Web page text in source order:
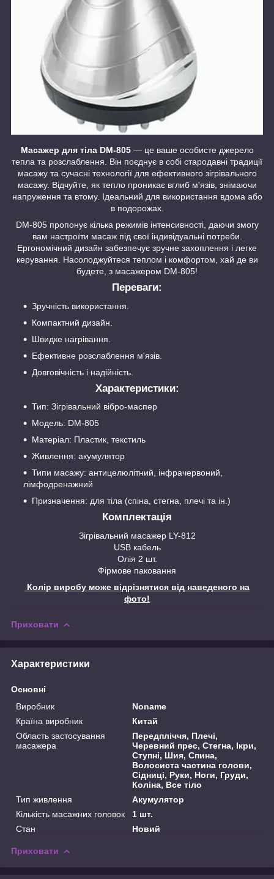
Масажер для тіла DM-805 — це ваше особисте джерело
тепла та розслаблення. Він поєднує в собі стародавні традиції
масажу та сучасні технології для ефективного зігрівального
масажу. Відчуйте, як тепло проникає вглиб м'язів, знімаючи
напруження та втому. Ідеальний для використання вдома або
в подорожах.
DM-805 пропонує кілька режимів інтенсивності, даючи змогу
вам настроїти масаж під свої індивідуальні потреби.
Ергономічний дизайн забезпечує зручне захоплення і легке
керування. Насолоджуйтеся теплом і комфортом, хай де ви
будете, з масажером DM-805!
Переваги:
Зручність використання.
Компактний дизайн.
Швидке нагрівання.
Ефективне розслаблення м'язів.
Довговічність і надійність.
Характеристики:
Тип: Зігрівальний вібро-маспер
Модель: DM-805
Матеріал: Пластик, текстиль
Живлення: акумулятор
Типи масажу: антицелюлітний, інфрачервоний,
лімфодренажний
Призначення: для тіла (спіна, стегна, плечі та ін.)
Комплектація
Зігрівальний масажер LY-812
USB кабель
Олія 2 шт.
Фірмове паковання
Колір виробу може відрізнятися від наведеного на
фото!
Приховати
Характеристики
Основні
Виробник
Noname
Країна виробник
Китай
Область застосування
масажера
Передпліччя, Плечі,
Черевний прес, Стегна, Ікри,
Ступні, Шия, Спина,
Волосиста частина голови,
Сідниці, Руки, Ноги, Груди,
Коліна, Все тіло
Тип живлення
Акумулятор
Кількість масажних головок
1 шт.
Стан
Новий
Приховати